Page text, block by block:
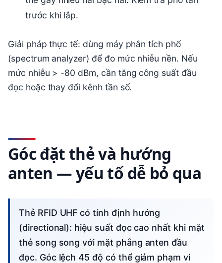
trước khi lắp.
Giải pháp thực tế: dùng máy phân tích phổ
(spectrum analyzer) để đo mức nhiễu nền. Nếu
mức nhiễu > -80 dBm, cần tăng công suất đầu
đọc hoặc thay đổi kênh tần số.
Góc đặt thẻ và hướng
anten — yếu tố dễ bỏ qua
Thẻ RFID UHF có tính định hướng
(directional): hiệu suất đọc cao nhất khi mặt
thẻ song song với mặt phẳng anten đầu
đọc. Góc lệch 45 độ có thể giảm phạm vi